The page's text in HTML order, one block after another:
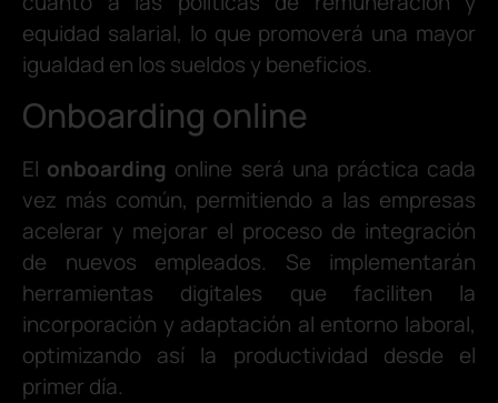
equidad salarial, lo que promoverá una mayor
igualdad en los sueldos y beneficios.
Onboarding online
El onboarding online será una práctica cada
vez más común, permitiendo a las empresas
acelerar y mejorar el proceso de integración
de nuevos empleados. Se implementarán
herramientas digitales que faciliten la
incorporación y adaptación al entorno laboral,
optimizando así la productividad desde el
primer día.